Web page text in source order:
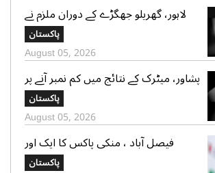
لاہور، گھریلو جھگڑے کے دوران ملزم نے
والدہ سمیت دو خواتین کوقتل کردیا،ملزم
گرفتار
پاکستان
August 05, 2026
پشاور، میٹرک کے نتائج میں کم نمبر آنے پر
طالبعلم نے مبینہ خودکشی کرلی
پاکستان
August 05, 2026
فیصل آباد ، منکی پاکس کا ایک اور
مریض سامنے آگیا، کنفرم کیسزکی
پاکستان